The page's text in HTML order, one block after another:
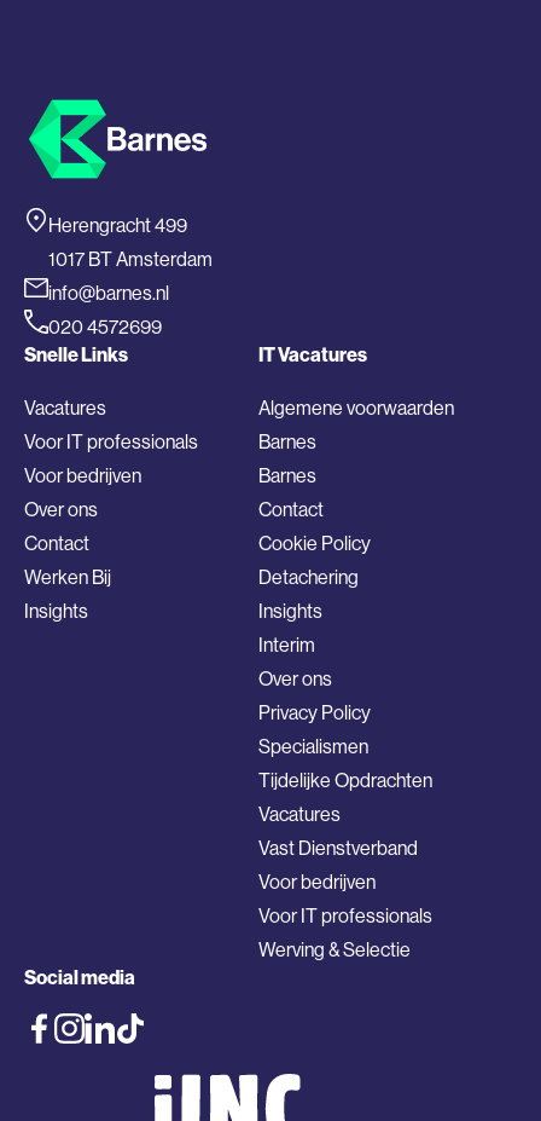
Herengracht 499
1017 BT Amsterdam
info@barnes.nl
020 4572699
Snelle Links
Vacatures
Voor IT professionals
Voor bedrijven
Over ons
Contact
Werken Bij
Insights
IT Vacatures
Algemene voorwaarden
Barnes
Barnes
Contact
Cookie Policy
Detachering
Insights
Interim
Over ons
Privacy Policy
Specialismen
Tijdelijke Opdrachten
Vacatures
Vast Dienstverband
Voor bedrijven
Voor IT professionals
Werving & Selectie
Social media